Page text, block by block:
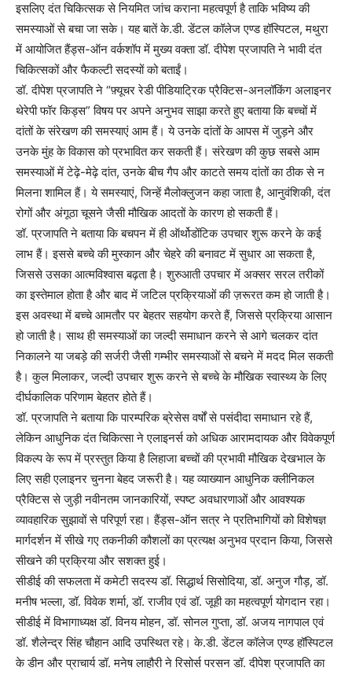
इसलिए दंत चिकित्सक से नियमित जांच कराना महत्वपूर्ण है ताकि भविष्य की
समस्याओं से बचा जा सके। यह बातें के.डी. डेंटल कॉलेज एण्ड हॉस्पिटल, मथुरा
में आयोजित हैंड्स-ऑन वर्कशॉप में मुख्य वक्ता डॉ. दीपेश प्रजापति ने भावी दंत
चिकित्सकों और फैकल्टी सदस्यों को बताईं।
डॉ. दीपेश प्रजापति ने “फ़्यूचर रेडी पीडियाट्रिक प्रैक्टिस-अनलॉकिंग अलाइनर
थेरेपी फॉर किड्स” विषय पर अपने अनुभव साझा करते हुए बताया कि बच्चों में
दांतों के संरेखण की समस्याएं आम हैं। ये उनके दांतों के आपस में जुड़ने और
उनके मुंह के विकास को प्रभावित कर सकती हैं। संरेखण की कुछ सबसे आम
समस्याओं में टेढ़े-मेढ़े दांत, उनके बीच गैप और काटते समय दांतों का ठीक से न
मिलना शामिल हैं। ये समस्याएं, जिन्हें मैलोक्लुजन कहा जाता है, आनुवंशिकी, दंत
रोगों और अंगूठा चूसने जैसी मौखिक आदतों के कारण हो सकती हैं।
डॉ. प्रजापति ने बताया कि बचपन में ही ऑर्थोडोंटिक उपचार शुरू करने के कई
लाभ हैं। इससे बच्चे की मुस्कान और चेहरे की बनावट में सुधार आ सकता है,
जिससे उसका आत्मविश्वास बढ़ता है। शुरुआती उपचार में अक्सर सरल तरीकों
का इस्तेमाल होता है और बाद में जटिल प्रक्रियाओं की ज़रूरत कम हो जाती है।
इस अवस्था में बच्चे आमतौर पर बेहतर सहयोग करते हैं, जिससे प्रक्रिया आसान
हो जाती है। साथ ही समस्याओं का जल्दी समाधान करने से आगे चलकर दांत
निकालने या जबड़े की सर्जरी जैसी गम्भीर समस्याओं से बचने में मदद मिल सकती
है। कुल मिलाकर, जल्दी उपचार शुरू करने से बच्चे के मौखिक स्वास्थ्य के लिए
दीर्घकालिक परिणाम बेहतर होते हैं।
डॉ. प्रजापति ने बताया कि पारम्परिक ब्रेसेस वर्षों से पसंदीदा समाधान रहे हैं,
लेकिन आधुनिक दंत चिकित्सा ने एलाइनर्स को अधिक आरामदायक और विवेकपूर्ण
विकल्प के रूप में प्रस्तुत किया है लिहाजा बच्चों की प्रभावी मौखिक देखभाल के
लिए सही एलाइनर चुनना बेहद जरूरी है। यह व्याख्यान आधुनिक क्लीनिकल
प्रैक्टिस से जुड़ी नवीनतम जानकारियों, स्पष्ट अवधारणाओं और आवश्यक
व्यावहारिक सुझावों से परिपूर्ण रहा। हैंड्स-ऑन सत्र ने प्रतिभागियों को विशेषज्ञ
मार्गदर्शन में सीखे गए तकनीकी कौशलों का प्रत्यक्ष अनुभव प्रदान किया, जिससे
सीखने की प्रक्रिया और सशक्त हुई।
सीडीई की सफलता में कमेटी सदस्य डॉ. सिद्धार्थ सिसोदिया, डॉ. अनुज गौड़, डॉ.
मनीष भल्ला, डॉ. विवेक शर्मा, डॉ. राजीव एवं डॉ. जूही का महत्वपूर्ण योगदान रहा।
सीडीई में विभागाध्यक्ष डॉ. विनय मोहन, डॉ. सोनल गुप्ता, डॉ. अजय नागपाल एवं
डॉ. शैलेन्द्र सिंह चौहान आदि उपस्थित रहे। के.डी. डेंटल कॉलेज एण्ड हॉस्पिटल
के डीन और प्राचार्य डॉ. मनेष लाहौरी ने रिसोर्स परसन डॉ. दीपेश प्रजापति का